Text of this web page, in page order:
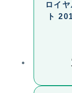
ロイ
ト